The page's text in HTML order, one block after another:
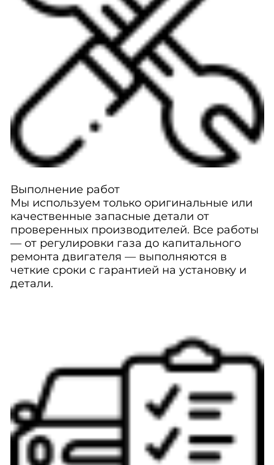
Выполнение работ
Мы используем только оригинальные или
качественные запасные детали от
проверенных производителей. Все работы
— от регулировки газа до капитального
ремонта двигателя — выполняются в
четкие сроки с гарантией на установку и
детали.